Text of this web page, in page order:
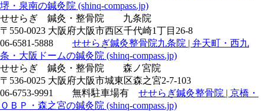
堺・泉南の鍼灸院 (shinq-compass.jp)
せせらぎ 鍼灸・整骨院 九条院
〒550-0023 大阪府大阪市西区千代崎1丁目26-8
06-6581-5888 せせらぎ鍼灸整骨院九条院 | 弁天町・西九
条・大阪ドームの鍼灸院 (shinq-compass.jp)
せせらぎ 鍼灸・整骨院 森ノ宮院
〒536-0025 大阪府大阪市城東区森之宮2-7-103
06-6753-9991 無料駐車場有 せせらぎ鍼灸整骨院 | 京橋・
ＯＢＰ・森之宮の鍼灸院 (shinq-compass.jp)